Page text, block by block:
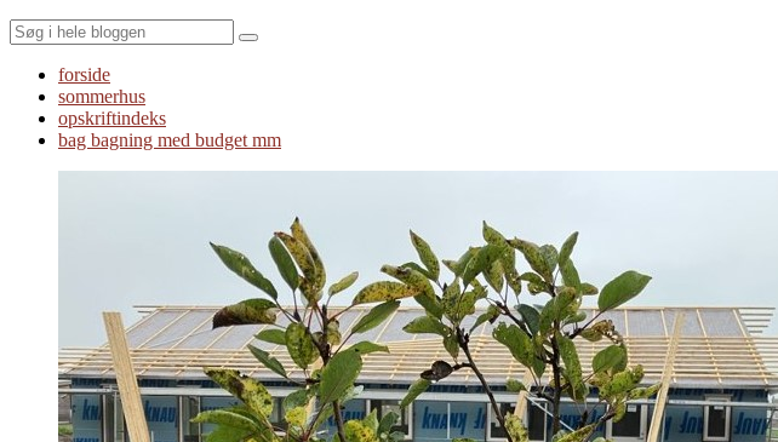
Search
forside
sommerhus
opskriftindeks
bag bagning med budget mm